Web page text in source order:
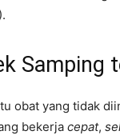
Samping
obat yang tidak
bekerja cepat,